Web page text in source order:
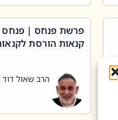
פרשת פנחס | פנחס
קנאות הורסת
הרב שאול דוד